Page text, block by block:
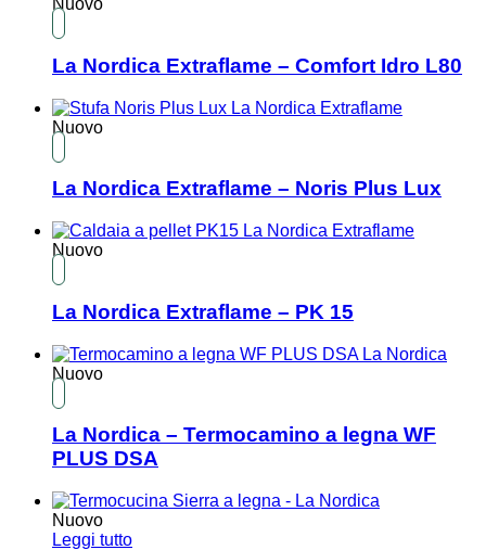
Nuovo
La Nordica Extraflame – Comfort Idro L80
Nuovo
La Nordica Extraflame – Noris Plus Lux
Nuovo
La Nordica Extraflame – PK 15
Nuovo
La Nordica – Termocamino a legna WF
PLUS DSA
Nuovo
Leggi tutto